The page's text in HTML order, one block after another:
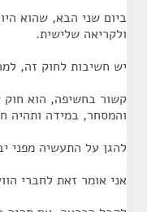
ביום שני הבא, שהוא
ולקריאה שלישית.
יש חשיבות לחוק זה,
קשור בחשיפה, הוא
והמסחר, במידה ותהיה
להגן על התעשיה מפני
אני אומר זאת לחברי